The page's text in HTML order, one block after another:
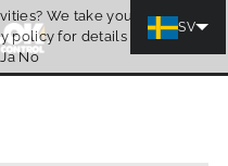
Citat
We take your privacy very
policy for details and any
Ja No
SV